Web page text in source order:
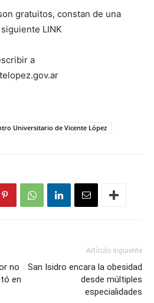
gratuitos, constan de una
LINK
a
Universitario de Vicente López
no
en
Artículo siguiente
San Isidro encara la obesidad
desde múltiples
especialidades